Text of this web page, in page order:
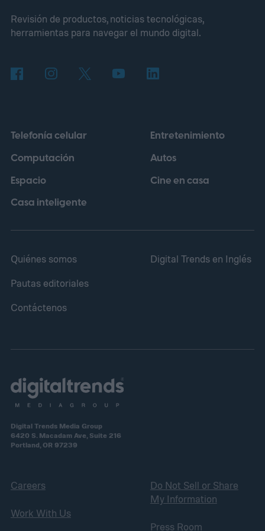
cámara, desarmarla y revender el metal
para ganar cientos de dólares. Nadie
idea tenía un brillo irresistible.
Revisión de productos, noticias tecnológicas,
herramientas para navegar el mundo digital.
Telefonía celular
Computación
Espacio
Casa inteligente
Entretenimiento
Autos
Cine en casa
Quiénes somos
Pautas editoriales
Contáctenos
Digital Trends en Inglés
Digital Trends Media Group
6420 S. Macadam Ave, Suite 216
Portland, OR 97239
Careers
Work With Us
Do Not Sell or Share
My Information
Press Room